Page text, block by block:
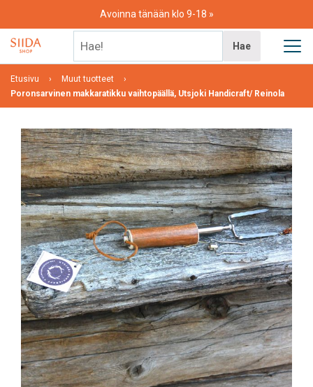
content
Avoinna tänään klo 9-18
Hae
Etusivu
Muut tuotteet
Poronsarvinen makkaratikku vaihtopäällä, Utsjoki Handicraft/ Reinola